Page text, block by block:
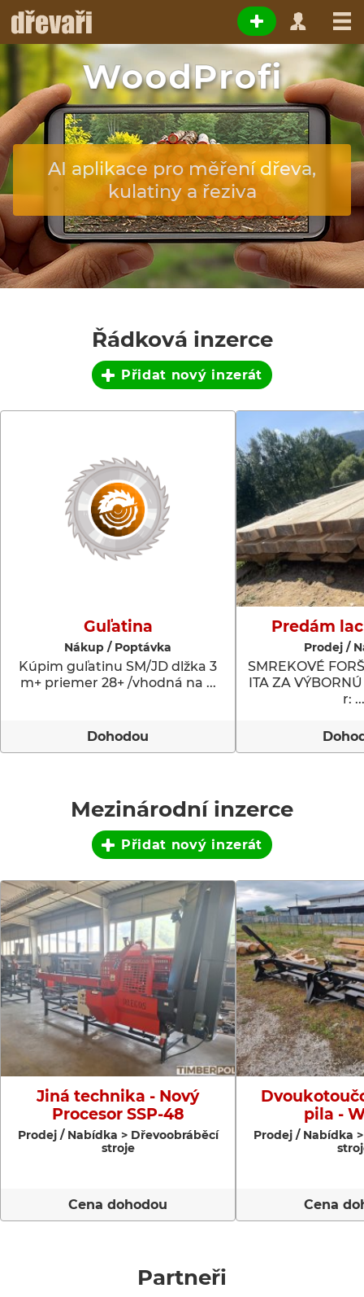
WoodProfi
AI aplikace pro měření dřeva,
kulatiny a řeziva
Řádková inzerce
Přidat nový inzerát
Guľatina
Nákup / Poptávka
Kúpim guľatinu SM/JD dlžka 3
m+ priemer 28+ /vhodná na ...
Dohodou
Predám
Prodej /
SMREKOVÉ
ITA ZA
r: ...
Mezinárodní inzerce
Přidat nový inzerát
Jiná technika - Nový
Procesor SSP-48
Prodej / Nabídka > Dřevoobráběcí
stroje
Cena dohodou
pila -
Prodej / Nabídka
Cena
Partneři